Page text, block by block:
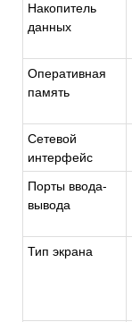
Накопитель
данных
Оперативная
память
Сетевой
интерфейс
Порты ввода-
вывода
Тип экрана